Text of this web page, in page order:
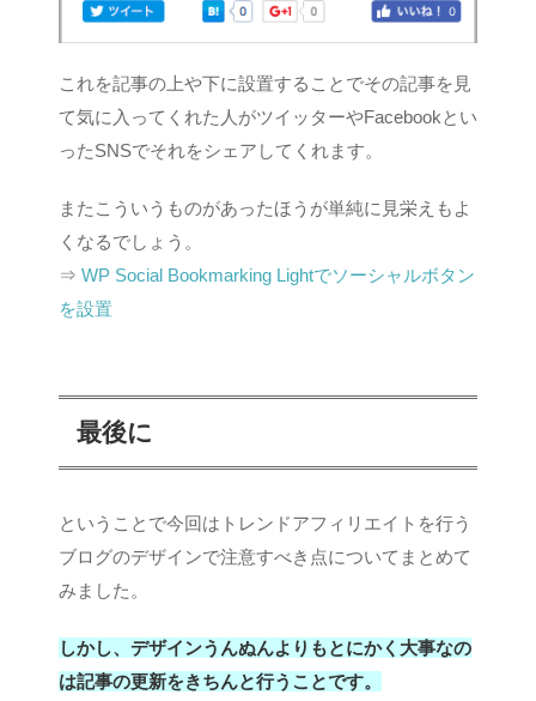
これを記事の上や下に設置することでその記事を見
て気に入ってくれた人がツイッターやFacebookとい
ったSNSでそれをシェアしてくれます。
またこういうものがあったほうが単純に見栄えもよ
くなるでしょう。
⇒ WP Social Bookmarking Lightでソーシャルボタン
を設置
最後に
ということで今回はトレンドアフィリエイトを行う
ブログのデザインで注意すべき点についてまとめて
みました。
しかし、デザインうんぬんよりもとにかく大事なの
は記事の更新をきちんと行うことです。